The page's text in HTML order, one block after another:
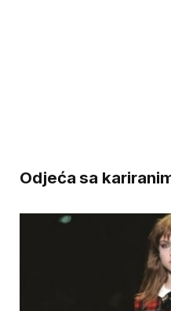
Odjeća sa